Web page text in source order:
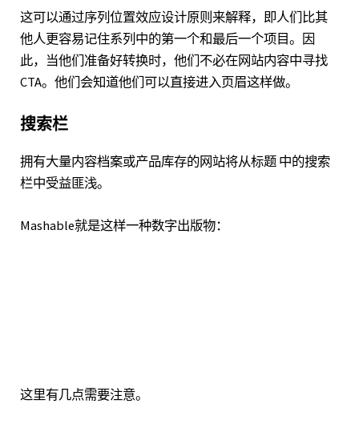
这可以通过序列位置效应设计原则来解释，即人们比其
他人更容易记住系列中的第一个和最后一个项目。因
此，当他们准备好转换时，他们不必在网站内容中寻找
CTA。他们会知道他们可以直接进入页眉这样做。
搜索栏
拥有大量内容档案或产品库存的网站将从标题 中的搜索
栏中受益匪浅。
Mashable就是这样一种数字出版物：
这里有几点需要注意。